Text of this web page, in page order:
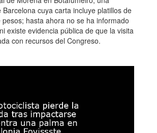
cuya carta incluye platillos de
hasta ahora no se ha informado
existe evidencia pública de que la visita
con recursos del Congreso.